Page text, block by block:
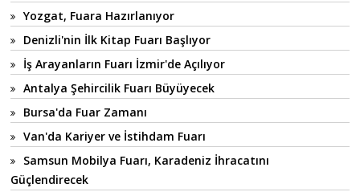
Yozgat, Fuara Hazırlanıyor
Denizli'nin İlk Kitap Fuarı Başlıyor
İş Arayanların Fuarı İzmir'de Açılıyor
Antalya Şehircilik Fuarı Büyüyecek
Bursa'da Fuar Zamanı
Van'da Kariyer ve İstihdam Fuarı
Samsun Mobilya Fuarı, Karadeniz İhracatını
Güçlendirecek